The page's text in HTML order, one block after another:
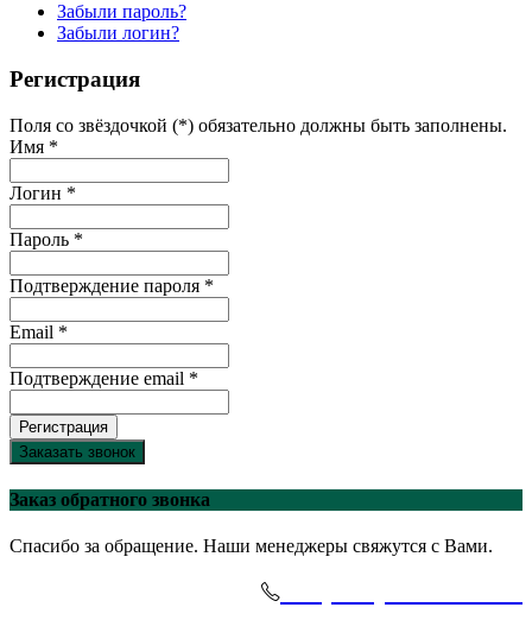
Забыли пароль?
Забыли логин?
Регистрация
Поля со звёздочкой (*) обязательно должны быть заполнены.
Имя *
Логин *
Пароль *
Подтверждение пароля *
Email *
Подтверждение email *
Регистрация
Заказать звонок
Заказ обратного звонка
Спасибо за обращение. Наши менеджеры свяжутся с Вами.